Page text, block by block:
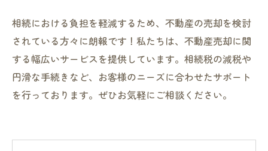
相続における負担を軽減するため、不動産の売却を検討
されている方々に朗報です！私たちは、不動産売却に関
する幅広いサービスを提供しています。相続税の減税や
円滑な手続きなど、お客様のニーズに合わせたサポート
を行っております。ぜひお気軽にご相談ください。